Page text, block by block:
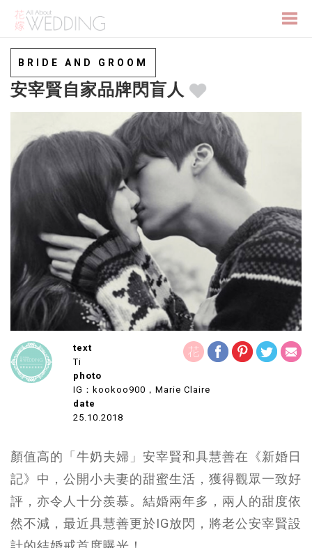
BRIDE AND GROOM
安宰賢自家品牌閃盲人
text
Ti
photo
IG：kookoo900，Marie Claire
date
25.10.2018
顏值高的「牛奶夫婦」安宰賢和具慧善在《新婚日
記》中，公開小夫妻的甜蜜生活，獲得觀眾一致好
評，亦令人十分羨慕。結婚兩年多，兩人的甜度依
然不減，最近具慧善更於IG放閃，將老公安宰賢設